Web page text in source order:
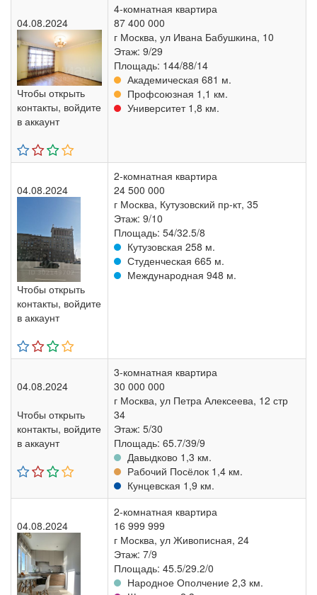
04.08.2024
Чтобы открыть
контакты, войдите
в аккаунт
4-комнатная квартира
87 400 000
г Москва, ул Ивана Бабушкина, 10
Этаж: 9/29
Площадь: 144/88/14
Академическая 681 м.
Профсоюзная 1,1 км.
Университет 1,8 км.
04.08.2024
Чтобы открыть
контакты, войдите
в аккаунт
2-комнатная квартира
24 500 000
г Москва, Кутузовский пр-кт, 35
Этаж: 9/10
Площадь: 54/32.5/8
Кутузовская 258 м.
Студенческая 665 м.
Международная 948 м.
04.08.2024
Чтобы открыть
контакты, войдите
в аккаунт
3-комнатная квартира
30 000 000
г Москва, ул Петра Алексеева, 12 стр
34
Этаж: 5/30
Площадь: 65.7/39/9
Давыдково 1,3 км.
Рабочий Посёлок 1,4 км.
Кунцевская 1,9 км.
04.08.2024
2-комнатная квартира
16 999 999
г Москва, ул Живописная, 24
Этаж: 7/9
Площадь: 45.5/29.2/0
Народное Ополчение 2,3 км.